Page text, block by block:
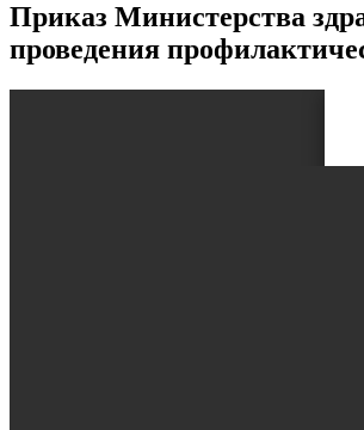
Приказ Министерства
проведения